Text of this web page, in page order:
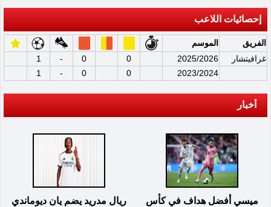
إحصائيات اللاعب
الفريق
الموسم
غرافيتشار
2025/2026
0
0
-
1
2023/2024
0
0
-
1
أخبار
ميسي أفضل هداف في كأس
ريال مدريد يضم يان ديوماندي